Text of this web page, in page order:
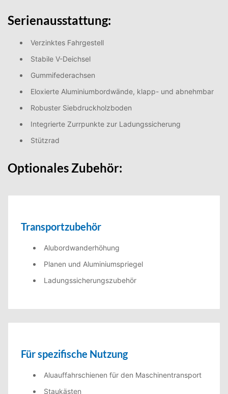
Serienausstattung:
Verzinktes Fahrgestell
Stabile V-Deichsel
Gummifederachsen
Eloxierte Aluminiumbordwände, klapp- und abnehmbar
Robuster Siebdruckholzboden
Integrierte Zurrpunkte zur Ladungssicherung
Stützrad
Optionales Zubehör:
Transportzubehör
Alubordwanderhöhung
Planen und Aluminiumspriegel
Ladungssicherungszubehör
Für spezifische Nutzung
Aluauffahrschienen für den Maschinentransport
Staukästen